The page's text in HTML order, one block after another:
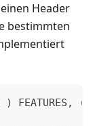
Header
bestimmten
( )